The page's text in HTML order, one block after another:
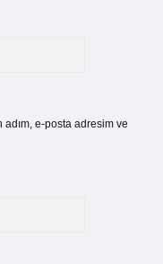
adım, e-posta adresim ve